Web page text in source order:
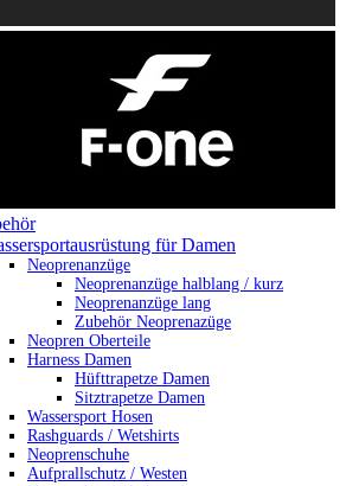
für Damen
Neoprenanzüge
Neoprenanzüge halblang / kurz
Neoprenanzüge lang
Zubehör Neoprenazüge
Neopren Oberteile
Harness Damen
Hüfttrapetze Damen
Sitztrapetze Damen
Wassersport Hosen
Rashguards / Wetshirts
Neoprenschuhe
Aufprallschutz / Westen